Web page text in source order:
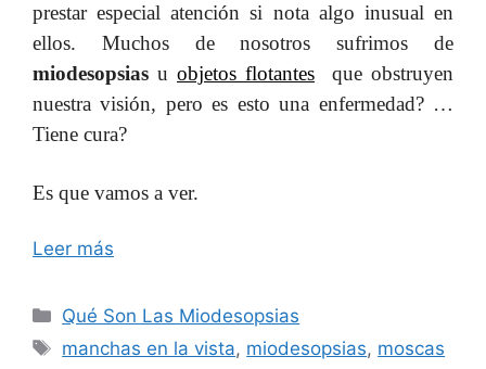
prestar especial atención si nota algo inusual en
ellos. Muchos de nosotros sufrimos de
miodesopsias u objetos flotantes que obstruyen
nuestra visión, pero es esto una enfermedad? …
Tiene cura?
Es que vamos a ver.
Leer más
Categorías
Qué Son Las Miodesopsias
Etiquetas
manchas en la vista, miodesopsias, moscas